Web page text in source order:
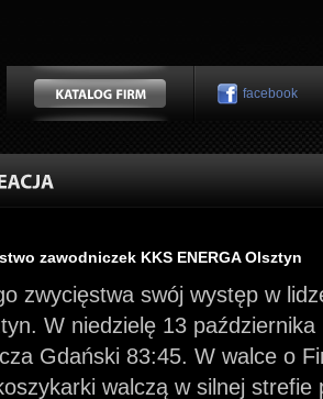
facebook
zawodniczek KKS ENERGA Olsztyn
zwycięstwa swój występ w
W niedzielę 13 października
Gdański 83:45. W walce o
walczą w silnej